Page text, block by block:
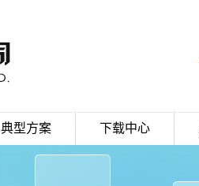
典型方案 下载中心